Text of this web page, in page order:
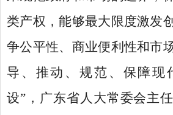
类产权，能够最大限度激发
争公平性、商业便利性和市
导、推动、规范、保障现
设”，广东省人大常委会主